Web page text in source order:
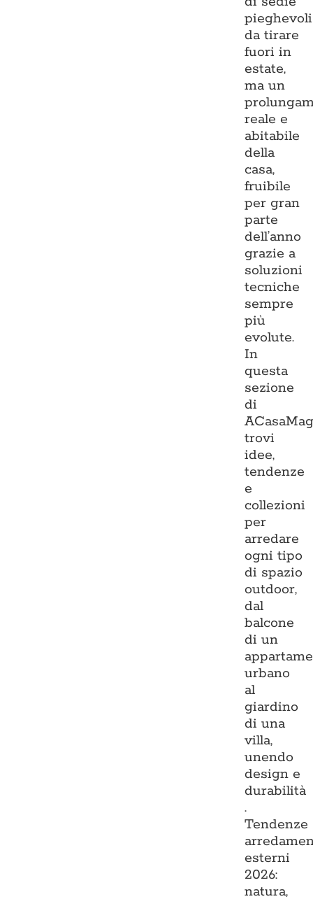
pieghevoli
da tirare
fuori in
estate,
ma un
reale e
abitabile
della
casa,
fruibile
per gran
parte
dell’anno
grazie a
soluzioni
tecniche
sempre
più
evolute.
In
questa
sezione
di
trovi
idee,
tendenze
e
collezioni
per
arredare
ogni tipo
di spazio
outdoor,
dal
balcone
di un
urbano
al
giardino
di una
villa,
unendo
design e
durabilità
.
Tendenze
esterni
2026:
natura,